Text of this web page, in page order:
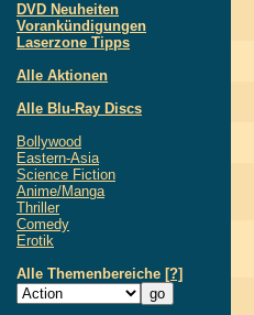
DVD Neuheiten
Vorankündigungen
Laserzone Tipps
Alle Aktionen
Alle Blu-Ray Discs
Bollywood
Eastern-Asia
Science Fiction
Anime/Manga
Thriller
Comedy
Erotik
Alle Themenbereiche [?]